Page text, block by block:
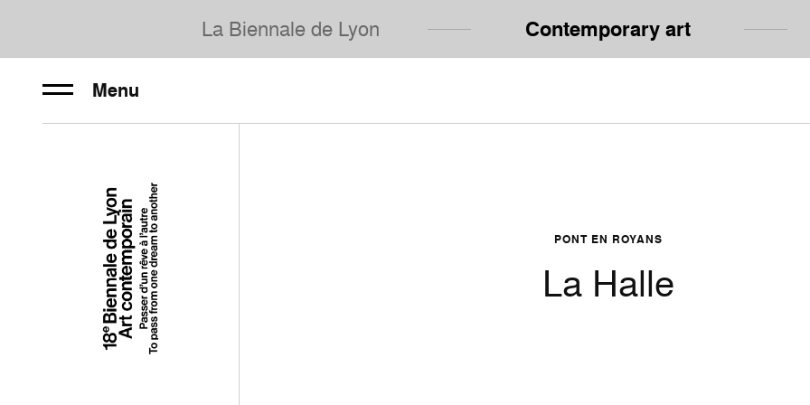
La Biennale de Lyon Contemporary art
Menu
PONT EN ROYANS
La Halle